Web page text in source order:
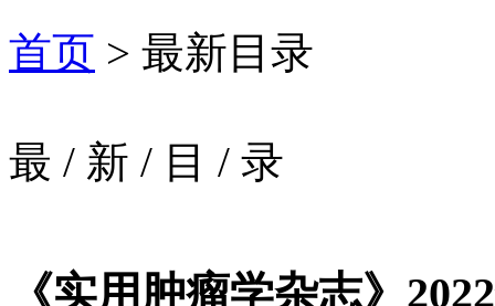
首页 > 最新目录
最 / 新 / 目 / 录
《实用肿瘤学杂志》